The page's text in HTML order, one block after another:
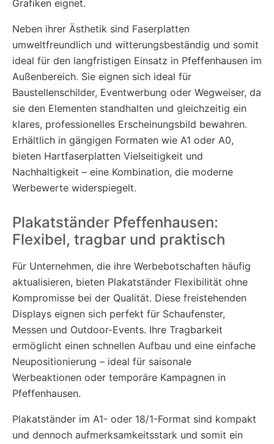
Grafiken eignet.
Neben ihrer Ästhetik sind Faserplatten
umweltfreundlich und witterungsbeständig und somit
ideal für den langfristigen Einsatz in Pfeffenhausen im
Außenbereich. Sie eignen sich ideal für
Baustellenschilder, Eventwerbung oder Wegweiser, da
sie den Elementen standhalten und gleichzeitig ein
klares, professionelles Erscheinungsbild bewahren.
Erhältlich in gängigen Formaten wie A1 oder A0,
bieten Hartfaserplatten Vielseitigkeit und
Nachhaltigkeit – eine Kombination, die moderne
Werbewerte widerspiegelt.
Plakatständer Pfeffenhausen:
Flexibel, tragbar und praktisch
Für Unternehmen, die ihre Werbebotschaften häufig
aktualisieren, bieten Plakatständer Flexibilität ohne
Kompromisse bei der Qualität. Diese freistehenden
Displays eignen sich perfekt für Schaufenster,
Messen und Outdoor-Events. Ihre Tragbarkeit
ermöglicht einen schnellen Aufbau und eine einfache
Neupositionierung – ideal für saisonale
Werbeaktionen oder temporäre Kampagnen in
Pfeffenhausen.
Plakatständer im A1- oder 18/1-Format sind kompakt
und dennoch aufmerksamkeitsstark und somit ein